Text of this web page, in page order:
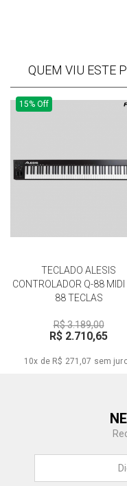
QUEM VIU ESTE
15% Off
TECLADO ALESIS
CONTROLADOR Q-88 MIDI
88 TECLAS
R$ 3.189,00
R$ 2.710,65
10x de R$ 271,07 sem
Fu